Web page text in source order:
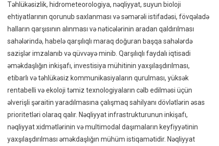
Təhlükəsizlik, hidrometeorologiya, nəqliyyat, suyun bioloji
ehtiyatlarının qorunub saxlanması və səmərəli istifadəsi, fövqəladə
halların qarşısının alınması və nəticələrinin aradan qaldırılması
sahələrində, habelə qarşılıqlı maraq doğuran başqa sahələrdə
sazişlər imzalanıb və qüvvəyə minib. Qarşılıqlı faydalı iqtisadi
əməkdaşlığın inkişafı, investisiya mühitinin yaxşılaşdırılması,
etibarlı və təhlükəsiz kommunikasiyaların qurulması, yüksək
rentabelli və ekoloji təmiz texnologiyaların cəlb edilməsi üçün
əlverişli şəraitin yaradılmasına çalışmaq sahilyanı dövlətlərin əsas
prioritetləri olaraq qalır. Nəqliyyat infrastrukturunun inkişafı,
nəqliyyat xidmətlərinin və multimodal daşımaların keyfiyyətinin
yaxşılaşdırılması əməkdaşlığın mühüm istiqamətidir. Nəqliyyat